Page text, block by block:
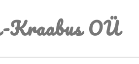
OÜ